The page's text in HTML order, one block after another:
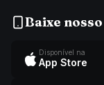
Baixe nosso
Disponível na
App Store